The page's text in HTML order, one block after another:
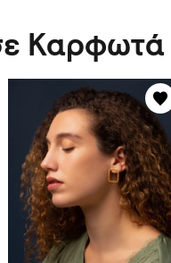
Καρφωτά